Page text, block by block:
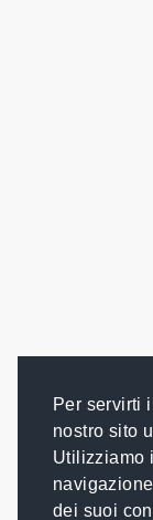
Per servirti
nostro sito
Utilizziamo
dei suoi